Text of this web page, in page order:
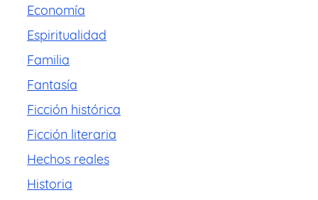
Economía
Espiritualidad
Familia
Fantasía
Ficción histórica
Ficción literaria
Hechos reales
Historia